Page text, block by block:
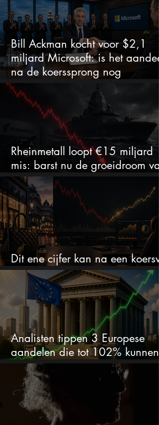
Bill Ackman kocht voor $2,1
miljard Microsoft: is het aandeel
na de koerssprong nog
aantrekkelijk?
Rheinmetall loopt €15 miljard
mis: barst nu de groeidroom van
het defensiebedrijf?
Dit ene cijfer kan na een
van 50% alles veranderen
Analisten tippen 3 Europese
aandelen die tot 102% kunnen
stijgen